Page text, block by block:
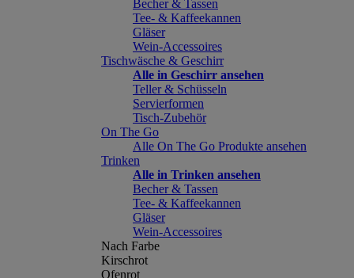
Becher & Tassen
Tee- & Kaffeekannen
Gläser
Wein-Accessoires
Tischwäsche & Geschirr
Alle in Geschirr ansehen
Teller & Schüsseln
Servierformen
Tisch-Zubehör
On The Go
Alle On The Go Produkte ansehen
Trinken
Alle in Trinken ansehen
Becher & Tassen
Tee- & Kaffeekannen
Gläser
Wein-Accessoires
Nach Farbe
Kirschrot
Ofenrot